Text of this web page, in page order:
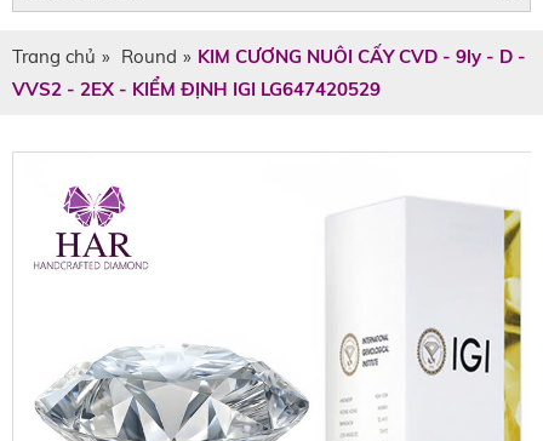
Trang chủ » Round » KIM CƯƠNG NUÔI CẤY CVD - 9ly - D -
VVS2 - 2EX - KIỂM ĐỊNH IGI LG647420529